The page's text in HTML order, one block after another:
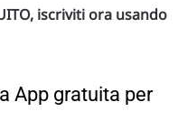
iscriviti ora usando
App gratuita per